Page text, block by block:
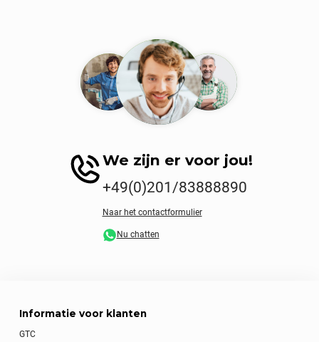
We zijn er voor jou!
+49(0)201/83888890
Naar het contactformulier
Nu chatten
Informatie voor klanten
GTC